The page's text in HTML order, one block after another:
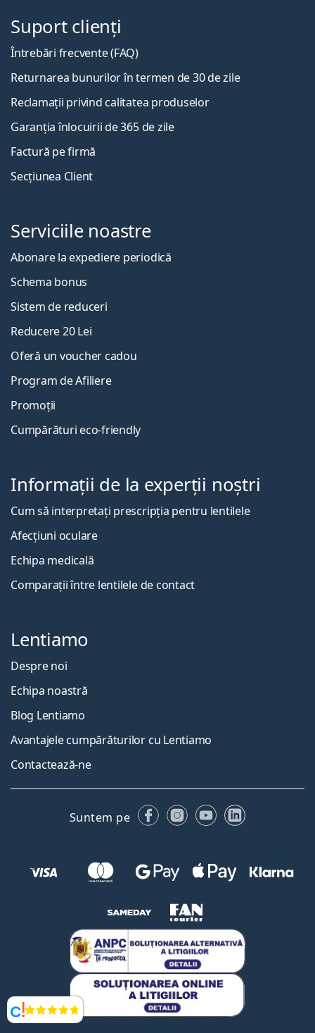
Opinii
Suport clienți
Întrebări frecvente (FAQ)
Returnarea bunurilor în termen de 30 de zile
Reclamații privind calitatea produselor
Garanția înlocuirii de 365 de zile
Factură pe firmă
Secțiunea Client
Serviciile noastre
Abonare la expediere periodică
Schema bonus
Sistem de reduceri
Reducere 20 Lei
Oferă un voucher cadou
Program de Afiliere
Promoții
Cumpărături eco-friendly
Informații de la experții noștri
Cum să interpretați prescripția pentru lentilele
Afecțiuni oculare
Echipa medicală
Comparații între lentilele de contact
Lentiamo
Despre noi
Echipa noastră
Blog Lentiamo
Avantajele cumpărăturilor cu Lentiamo
Contactează-ne
Suntem pe FacebookInstagram
YouTubeLinkedIn